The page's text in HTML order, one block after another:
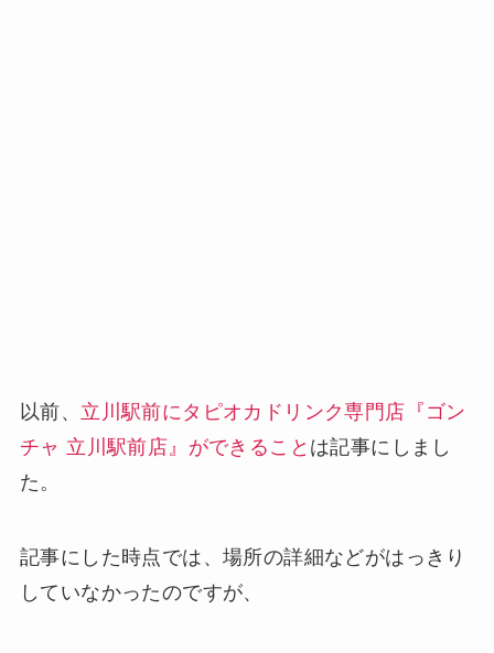
以前、 立川駅前にタピオカドリンク専門店『ゴン
チャ 立川駅前店』ができること は記事にしまし
た。
記事にした時点では、場所の詳細などがはっきり
していなかったのですが、